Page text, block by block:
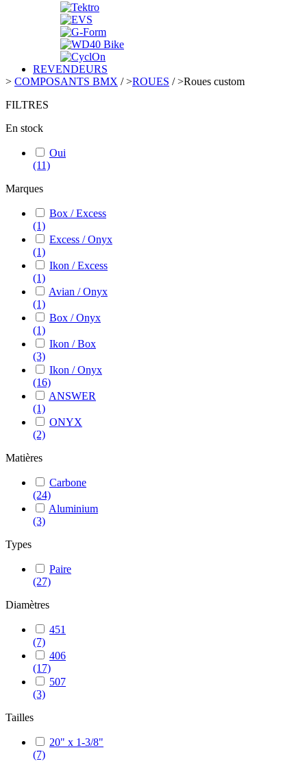
REVENDEURS
> COMPOSANTS BMX />ROUES />Roues custom
FILTRES
En stock
Oui
(11)
Marques
Box / Excess
(1)
Excess / Onyx
(1)
Ikon / Excess
(1)
Avian / Onyx
(1)
Box / Onyx
(1)
Ikon / Box
(3)
Ikon / Onyx
(16)
ANSWER
(1)
ONYX
(2)
Matières
Carbone
(24)
Aluminium
(3)
Types
Paire
(27)
Diamètres
451
(7)
406
(17)
507
(3)
Tailles
20" x 1-3/8"
(7)